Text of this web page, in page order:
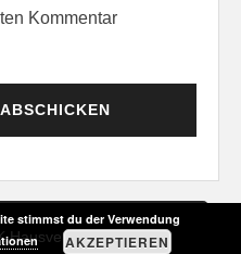
Kommentar
Hausverwaltung &
stimmst du der Verwendung
AKZEPTIEREN